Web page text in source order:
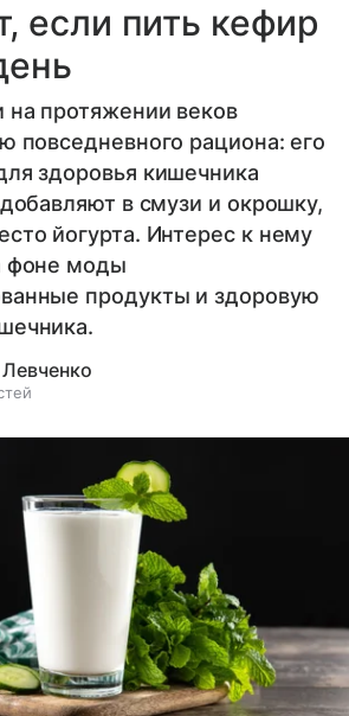
если пить кефир
на протяжении веков
повседневного рациона: его
здоровья кишечника
в смузи и окрошку,
йогурта. Интерес к нему
фоне моды
продукты и здоровую